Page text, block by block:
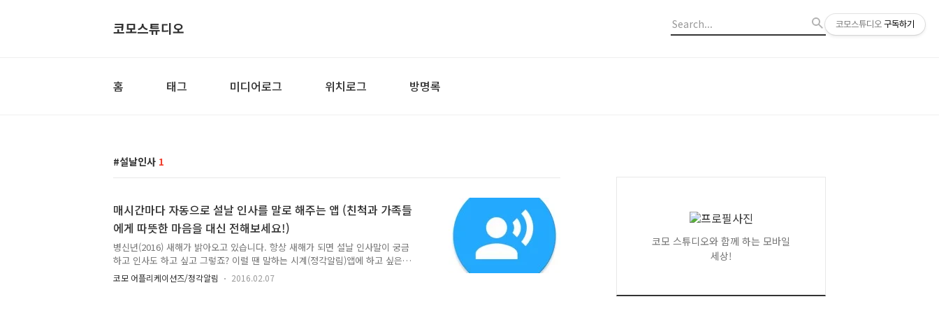
코모스튜디오
홈 태그 미디어로그 위치로그 방명록
설날인사 1
매시간마다 자동으로 설날 인사를 말로 해주는 앱 (친척과 가족들
에게 따뜻한 마음을 대신 전해보세요!)
병신년(2016) 새해가 밝아오고 있습니다. 항상 새해가 되면 설날 인사말이 궁금
하고 인사도 하고 싶고 그렇죠? 이럴 땐 말하는 시계(정각알림)앱에 하고 싶은
말을 넣어 두세요. 매 시간 정각 또는 정해 놓은 분에 적어 두었던 말을 대신 해
드립니다. 또는 센서, 전원키 2번으로, 알림바로 '바로 바로' 말 해줄 수도 있어
코모 어플리케이션즈/정각알림 2016.02.07
코모 스튜디오와 함께 하는 모바일
세상!
코모스튜디오 구독하기